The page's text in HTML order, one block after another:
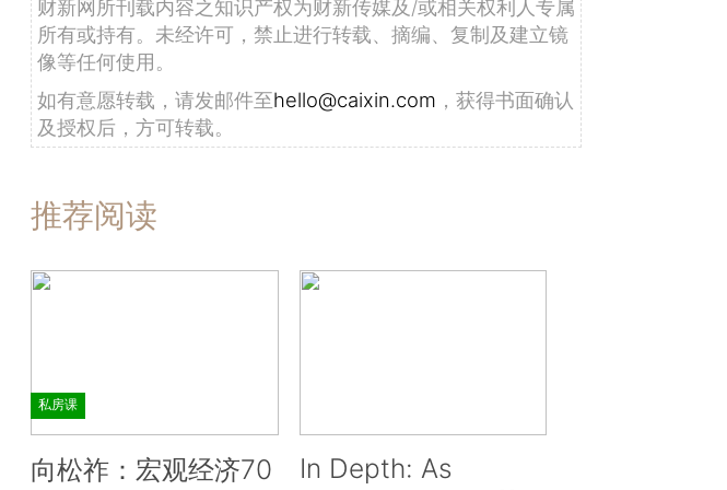
财新网所刊载内容之知识产权为财新传媒及/或相关权利人专属
所有或持有。未经许可，禁止进行转载、摘编、复制及建立镜
像等任何使用。
如有意愿转载，请发邮件至hello@caixin.com ，获得书面确认
及授权后，方可转载。
推荐阅读
私房课
向松祚：宏观经济70
In Depth: As